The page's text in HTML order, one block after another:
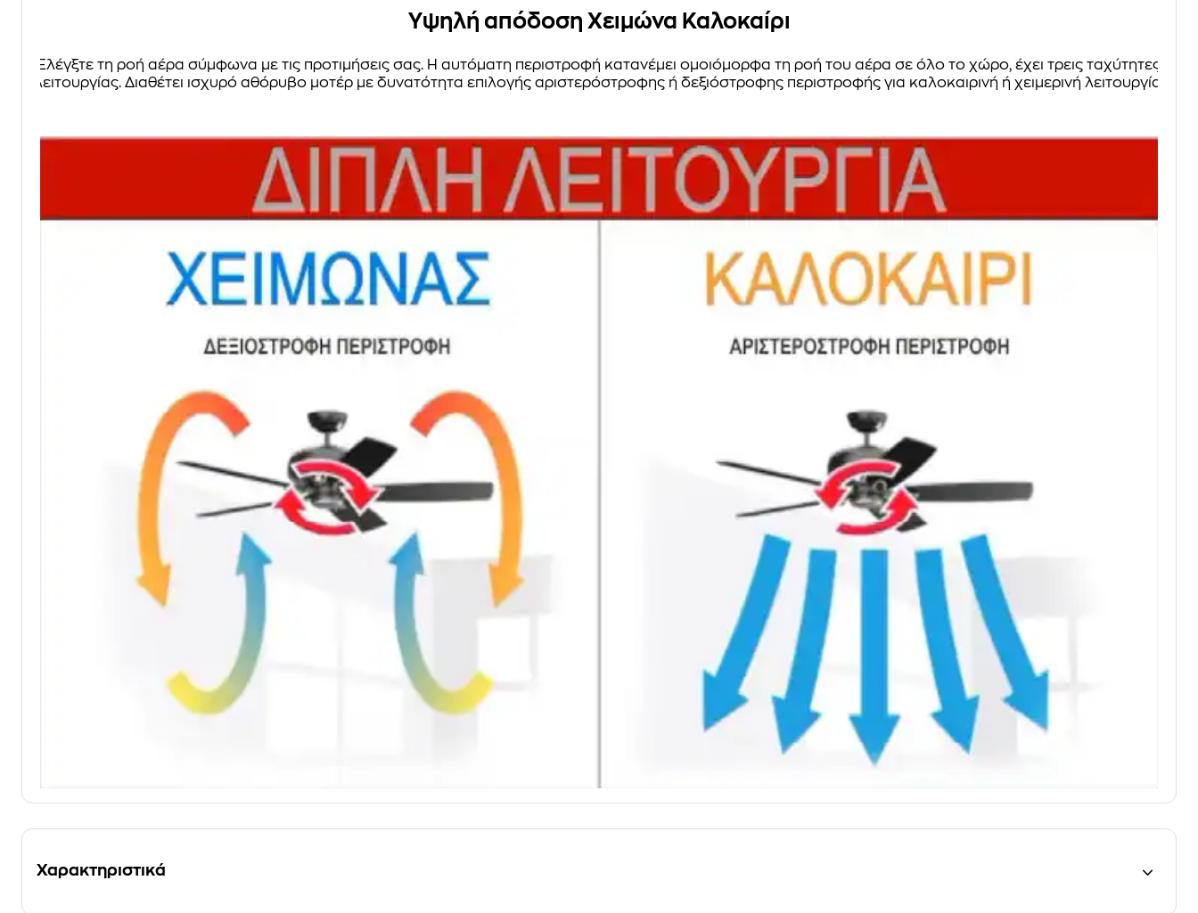
Υψηλή απόδοση Χειμώνα Καλοκαίρι
Ελέγξτε τη ροή αέρα σύμφωνα με τις προτιμήσεις σας. Η αυτόματη περιστροφή κατανέμει ομοιόμορφα τη ροή του αέρα σε όλο το χώρο, έχει τρεις ταχύτητες
λειτουργίας. Διαθέτει ισχυρό αθόρυβο μοτέρ με δυνατότητα επιλογής αριστερόστροφης ή δεξιόστροφης περιστροφής για καλοκαιρινή ή χειμερινή λειτουργία.
Χαρακτηριστικά